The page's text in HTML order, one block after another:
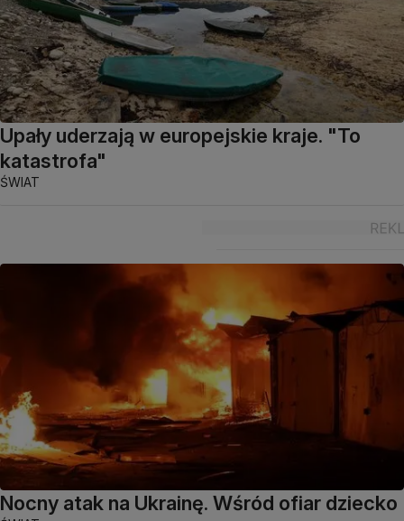
Upały uderzają w europejskie kraje. "To
katastrofa"
ŚWIAT
Nocny atak na Ukrainę. Wśród ofiar dziecko